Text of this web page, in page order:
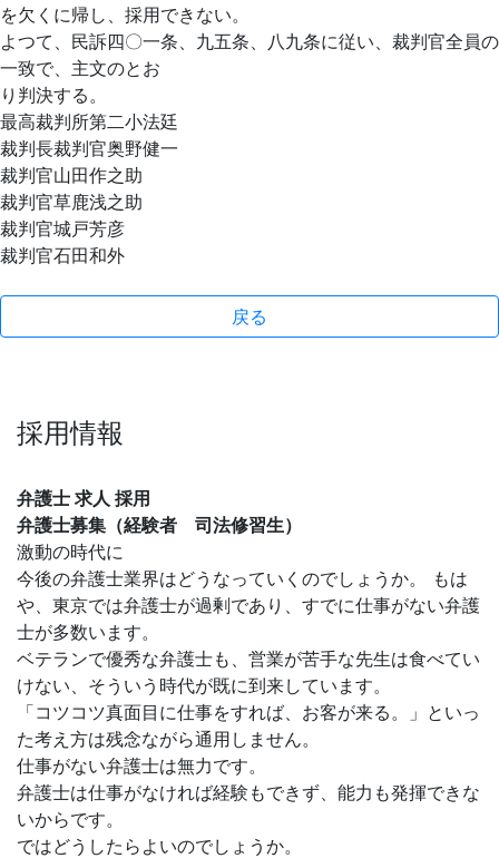
を欠くに帰し、採用できない。
よつて、民訴四〇一条、九五条、八九条に従い、裁判官全員の
一致で、主文のとお
り判決する。
最高裁判所第二小法廷
裁判長裁判官奥野健一
裁判官山田作之助
裁判官草鹿浅之助
裁判官城戸芳彦
裁判官石田和外
戻る
採用情報
弁護士 求人 採用
弁護士募集（経験者 司法修習生）
激動の時代に
今後の弁護士業界はどうなっていくのでしょうか。 もは
や、東京では弁護士が過剰であり、すでに仕事がない弁護
士が多数います。
ベテランで優秀な弁護士も、営業が苦手な先生は食べてい
けない、そういう時代が既に到来しています。
「コツコツ真面目に仕事をすれば、お客が来る。」といっ
た考え方は残念ながら通用しません。
仕事がない弁護士は無力です。
弁護士は仕事がなければ経験もできず、能力も発揮できな
いからです。
ではどうしたらよいのでしょうか。